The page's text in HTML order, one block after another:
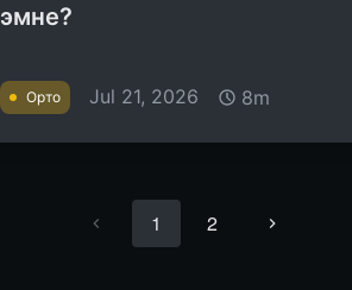
эмне?
Орто Jul 21, 2026 8m
1 2